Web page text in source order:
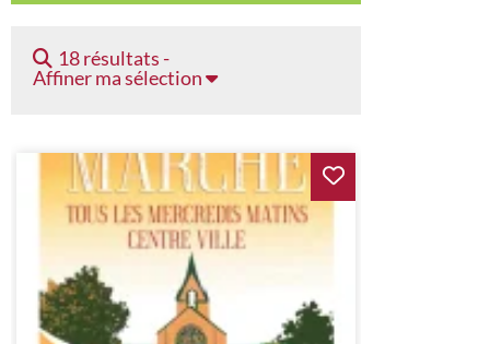
18 résultats -
Affiner ma sélection